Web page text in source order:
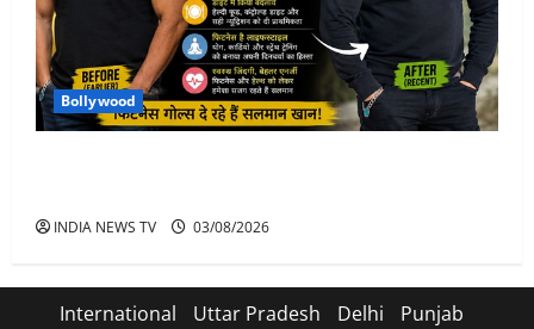
Bollywood
INDIA NEWS TV 03/08/2026
International Uttar Pradesh Delhi
Punjab